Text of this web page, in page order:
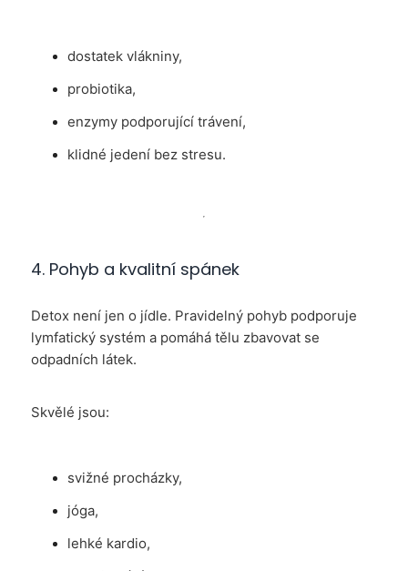
dostatek vlákniny,
probiotika,
enzymy podporující trávení,
klidné jedení bez stresu.
4. Pohyb a kvalitní spánek
Detox není jen o jídle. Pravidelný pohyb podporuje
lymfatický systém a pomáhá tělu zbavovat se
odpadních látek.
Skvělé jsou:
svižné procházky,
jóga,
lehké kardio,